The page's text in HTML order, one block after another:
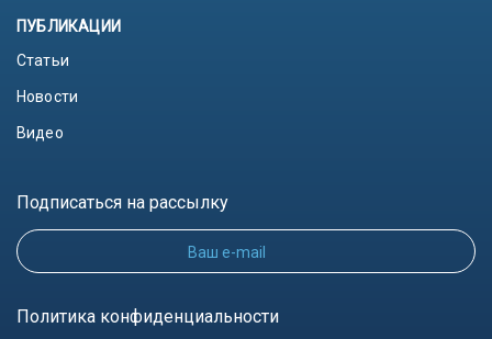
ПУБЛИКАЦИИ
Статьи
Новости
Видео
Подписаться на рассылку
Ваш e-mail
Политика конфиденциальности